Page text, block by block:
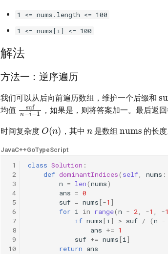
1 <= nums.length <= 100
1 <= nums[i] <= 100
解法
方法一：逆序遍历
我们可以从后向前遍历数组，维护一个后缀和
均值 sufn−i−1
，如果是，则将答案加一。最后返回
时间复杂度
O ( n)
，其中 是数组 的长
JavaC++GoTypeScript
1
2
3
4
5
6
7
8
9
10
class Solution :
def dominantIndices( self, nums :
n = len(nums)
ans = 0
suf = nums[-1 ]
for i in range(n - 2, -1 , -1
if nums[i] > suf / (n -
ans += 1
suf += nums[i]
return ans